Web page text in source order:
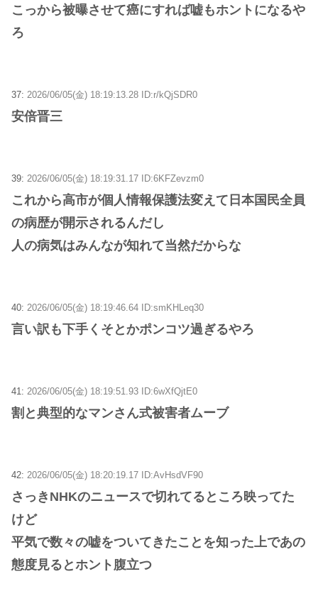
こっから被曝させて癌にすれば嘘もホントになるや
ろ
37: 2026/06/05(金) 18:19:13.28 ID:r/kQjSDR0
安倍晋三
39: 2026/06/05(金) 18:19:31.17 ID:6KFZevzm0
これから高市が個人情報保護法変えて日本国民全員
の病歴が開示されるんだし
人の病気はみんなが知れて当然だからな
40: 2026/06/05(金) 18:19:46.64 ID:smKHLeq30
言い訳も下手くそとかポンコツ過ぎるやろ
41: 2026/06/05(金) 18:19:51.93 ID:6wXfQjtE0
割と典型的なマンさん式被害者ムーブ
42: 2026/06/05(金) 18:20:19.17 ID:AvHsdVF90
さっきNHKのニュースで切れてるところ映ってた
けど
平気で数々の嘘をついてきたことを知った上であの
態度見るとホント腹立つ